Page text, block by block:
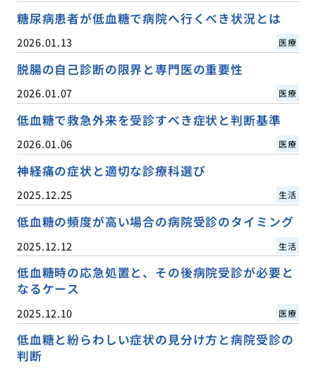
糖尿病患者が低血糖で病院へ行くべき状況とは
2026.01.13 医療
脱腸の自己診断の限界と専門医の重要性
2026.01.07 医療
低血糖で救急外来を受診すべき症状と判断基準
2026.01.06 医療
神経痛の症状と適切な診療科選び
2025.12.25 生活
低血糖の頻度が高い場合の病院受診のタイミング
2025.12.12 生活
低血糖時の応急処置と、その後病院受診が必要と
なるケース
2025.12.10 医療
低血糖と紛らわしい症状の見分け方と病院受診の
判断